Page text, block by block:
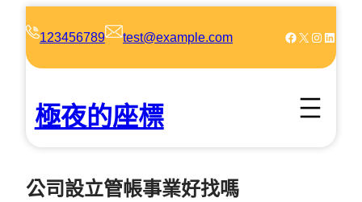
123456789 test@example.com Facebook X Instagram LinkedIn
極夜的座標
公司設立管帳事業好找嗎